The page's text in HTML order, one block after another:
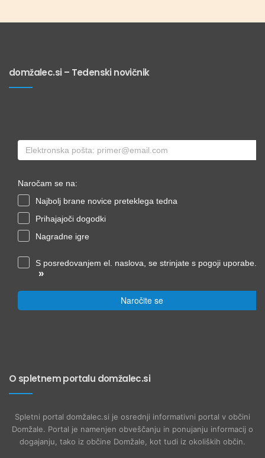
domžalec.si – Tedenski novičnik
Naročam se na:
Najbolj brane novice preteklega tedna
Prihajajoči dogodki
Nagradne igre
S posredovanjem el. naslova, se strinjate s pogoji uporabe.
»
Naročite se
O spletnem portalu domžalec.si
Spletni portal domžalec.si je osrednji informativni portal v občini
Domžale. Portal je namenjen obveščanju in ponujanju informacij o
dogajanju, tako iz občine Domžale, kot tudi iz okoliških občin.